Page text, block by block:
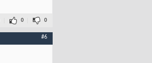
0 0
#6